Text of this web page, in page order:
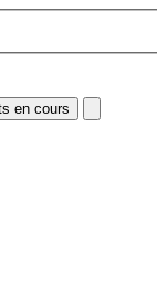
en cours